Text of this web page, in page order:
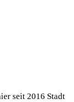
seit 2016 Stadt